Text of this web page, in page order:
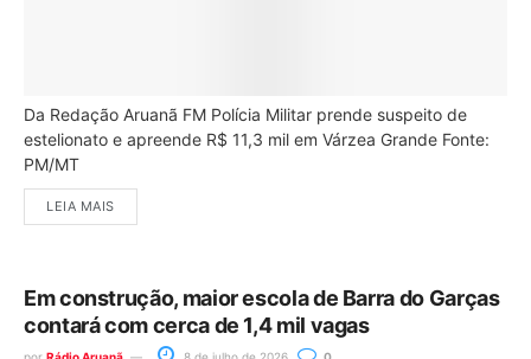
Da Redação Aruanã FM Polícia Militar prende suspeito de
estelionato e apreende R$ 11,3 mil em Várzea Grande Fonte:
PM/MT
LEIA MAIS
Em construção, maior escola de Barra do Garças
contará com cerca de 1,4 mil vagas
por Rádio Aruanã 8 de julho de 2026 0